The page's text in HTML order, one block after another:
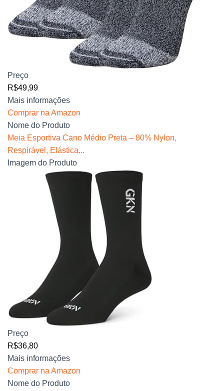
Preço
R$49,99
Mais informações
Comprar na Amazon
Nome do Produto
Meia Esportiva Cano Médio Preta – 80% Nylon,
Respirável, Elástica...
Imagem do Produto
Preço
R$36,80
Mais informações
Comprar na Amazon
Nome do Produto